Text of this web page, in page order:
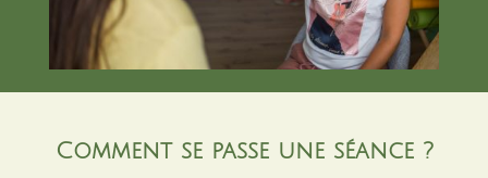
Comment se passe une séance ?